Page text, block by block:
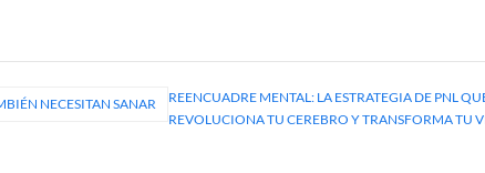
NECESITAN SANAR
REENCUADRE MENTAL: LA ESTRATEGIA DE PNL
REVOLUCIONA TU CEREBRO Y TRANSFORMA TU